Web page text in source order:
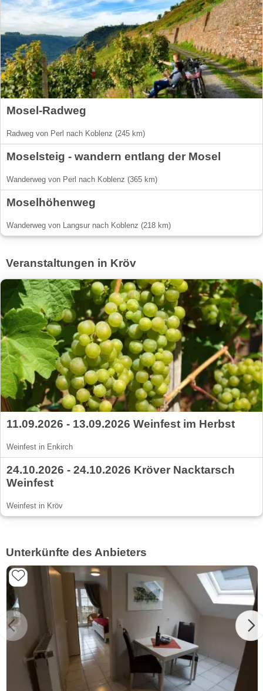
Mosel-Radweg
Radweg von Perl nach Koblenz (245 km)
Moselsteig - wandern entlang der Mosel
Wanderweg von Perl nach Koblenz (365 km)
Moselhöhenweg
Wanderweg von Langsur nach Koblenz (218 km)
Veranstaltungen in Kröv
11.09.2026 - 13.09.2026 Weinfest im Herbst
Weinfest in Enkirch
24.10.2026 - 24.10.2026 Kröver Nacktarsch
Weinfest
Weinfest in Kröv
Unterkünfte des Anbieters